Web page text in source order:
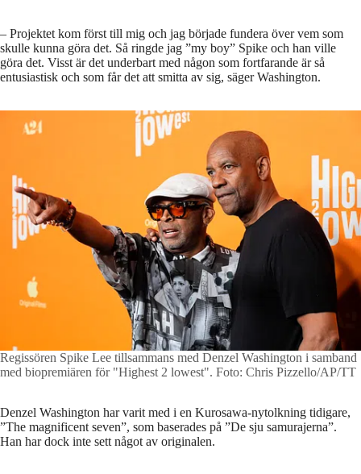
– Projektet kom först till mig och jag började fundera över vem som
skulle kunna göra det. Så ringde jag ”my boy” Spike och han ville
göra det. Visst är det underbart med någon som fortfarande är så
entusiastisk och som får det att smitta av sig, säger Washington.
Regissören Spike Lee tillsammans med Denzel Washington i samband
med biopremiären för "Highest 2 lowest". Foto: Chris Pizzello/AP/TT
Denzel Washington har varit med i en Kurosawa-nytolkning tidigare,
”The magnificent seven”, som baserades på ”De sju samurajerna”.
Han har dock inte sett något av originalen.